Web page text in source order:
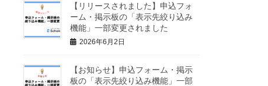
【リリースされました】申込フォ
ーム・掲示板の「表示先絞り込み
機能」一部変更されました
2026年6月2日
【お知らせ】申込フォーム・掲示
板の「表示先絞り込み機能」一部